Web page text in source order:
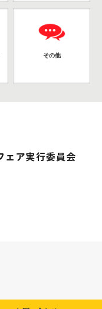
その他